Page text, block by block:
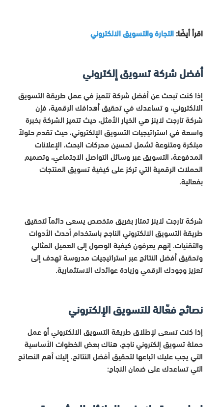
اقرأ أيضًا: التجارة والتسويق الالكتروني
أفضل شركة تسويق إلكتروني
إذا كنت تبحث عن أفضل شركة تتميز في عمل طريقة التسويق
الالكتروني، و تساعدك في تحقيق أهدافك الرقمية، فإن
شركة تارجت لاينز هي الخيار الأمثل، حيث تتميز الشركة بخبرة
واسعة في استراتيجيات التسويق الإلكتروني، حيث تقدم حلولاً
مبتكرة ومتنوعة تشمل تحسين محركات البحث، الإعلانات
المدفوعة، التسويق عبر وسائل التواصل الاجتماعي، وتصميم
الحملات الرقمية التي تركز على كيفية تسويق المنتجات
بفعالية.
شركة تارجت لاينز تمتاز بفريق متخصص يسعى دائماً لتحقيق
طريقة التسويق الالكتروني الناجح باستخدام أحدث الأدوات
والتقنيات. إنهم يعرفون كيفية الوصول إلى العميل المثالي
وتحقيق أفضل النتائج عبر استراتيجيات مدروسة تهدف إلى
تعزيز وجودك الرقمي وزيادة عوائدك الاستثمارية.
نصائح فعّالة للتسويق الإلكتروني
إذا كنت تسعى لإطلاق طريقة التسويق الالكتروني أو عمل
حملة تسويق إلكتروني ناجح، هناك بعض الخطوات الأساسية
التي يجب عليك اتباعها لتحقيق أفضل النتائج. إليك أهم النصائح
التي تساعدك على ضمان النجاح: